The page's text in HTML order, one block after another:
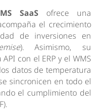
SaaS ofrece una
el crecimiento
de inversiones en
). Asimismo, su
con el ERP y el WMS
datos de temperatura
sincronicen en todo el
el cumplimiento del